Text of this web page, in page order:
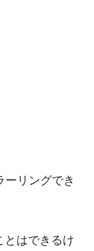
ーリングでき
とはできるけ